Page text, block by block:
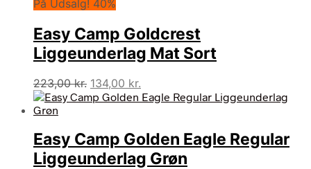
pris
119,00 kr..104,95 kr..
På Udsalg! 40%
Easy Camp Goldcrest
Liggeunderlag Mat Sort
223,00kr. Den
oprindelige
223,00 kr..
134,00 kr.
aktuelle
134,00 kr..
Easy Camp Golden Eagle Regular
Liggeunderlag Grøn